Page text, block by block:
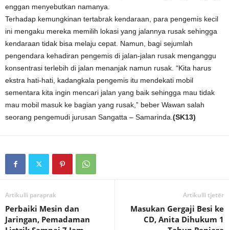
enggan menyebutkan namanya.
Terhadap kemungkinan tertabrak kendaraan, para pengemis kecil
ini mengaku mereka memilih lokasi yang jalannya rusak sehingga
kendaraan tidak bisa melaju cepat. Namun, bagi sejumlah
pengendara kehadiran pengemis di jalan-jalan rusak menganggu
konsentrasi terlebih di jalan menanjak namun rusak. “Kita harus
ekstra hati-hati, kadangkala pengemis itu mendekati mobil
sementara kita ingin mencari jalan yang baik sehingga mau tidak
mau mobil masuk ke bagian yang rusak,” beber Wawan salah
seorang pengemudi jurusan Sangatta – Samarinda. (SK13)
Artikulli paraprak
Perbaiki Mesin dan
Jaringan, Pemadaman
Artikulli tjetër
Masukan Gergaji Besi ke
CD, Anita Dihukum 1